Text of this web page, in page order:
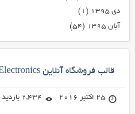
دی ۱۳۹۵
(۱)
آبان ۱۳۹۵
(۵۴)
قالب فروشگاه آنلاین Electronics نسخه ۱٫۰۳ برای جوملا
25 اکتبر 2016 2,434 بازدید